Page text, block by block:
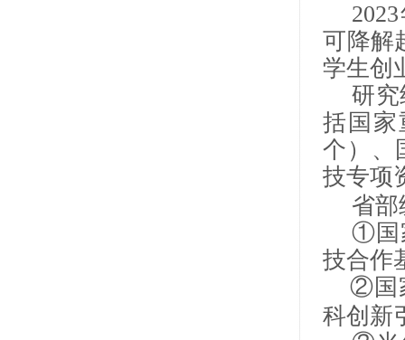
2023
可降解
学生创
研
括国家
个）、
技专项
省
①国
技合作
②国
科创新